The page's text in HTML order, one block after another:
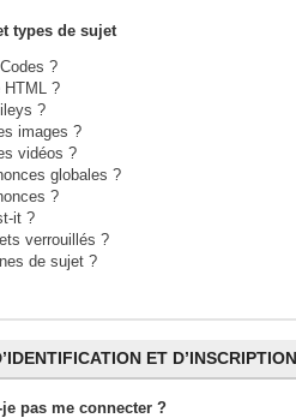
types de sujet
?
HTML ?
?
images ?
vidéos ?
globales ?
?
it ?
verrouillés ?
de sujet ?
ET D’INSCRIPTION
pas me connecter ?